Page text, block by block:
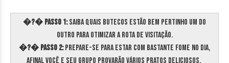
�?� Passo 1:Saiba quais butecos estão bem pertinho um do
outro para otimizar a rota de visitação.
�?� Passo 2:Prepare-se para estar com bastante fome no dia,
afinal você e seu grupo provarão vários pratos deliciosos.